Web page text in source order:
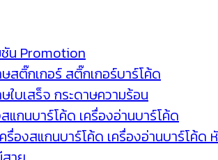
ชัน Promotion
สติ๊กเกอร์ สติ๊กเกอร์บาร์โค้ด
ใบเสร็จ กระดาษความร้อน
แกนบาร์โค้ด เครื่องอ่านบาร์โค้ด
รื่องสแกนบาร์โค้ด เครื่องอ่านบาร์โค้ด